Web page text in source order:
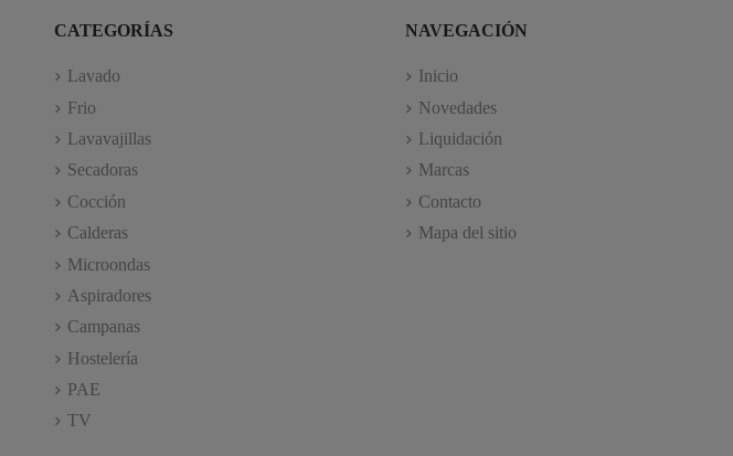
CATEGORÍAS
Lavado
Frio
Lavavajillas
Secadoras
Cocción
Calderas
Microondas
Aspiradores
Campanas
Hostelería
PAE
TV
NAVEGACIÓN
Inicio
Novedades
Liquidación
Marcas
Contacto
Mapa del sitio